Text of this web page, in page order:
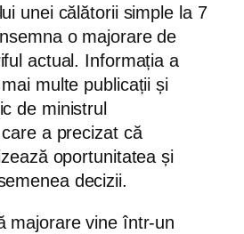
unei călătorii simple la 7
o majorare de
actual. Informația a
multe publicații și
de ministrul
a precizat că
oportunitatea și
decizii.
majorare vine într-un